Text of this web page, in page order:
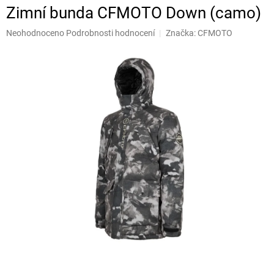
Zimní bunda CFMOTO Down (camo)
Průměrné
Neohodnoceno Podrobnosti hodnocení Značka:CFMOTO